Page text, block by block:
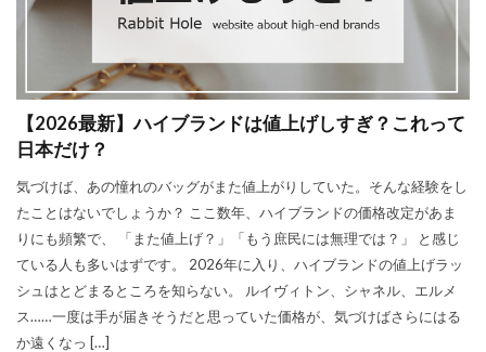
【2026最新】ハイブランドは値上げしすぎ？これって
日本だけ？
気づけば、あの憧れのバッグがまた値上がりしていた。そんな経験をし
たことはないでしょうか？ ここ数年、ハイブランドの価格改定があま
りにも頻繁で、 「また値上げ？」「もう庶民には無理では？」 と感じ
ている人も多いはずです。 2026年に入り、ハイブランドの値上げラッ
シュはとどまるところを知らない。 ルイヴィトン、シャネル、エルメ
ス……一度は手が届きそうだと思っていた価格が、気づけばさらにはる
か遠くなっ […]